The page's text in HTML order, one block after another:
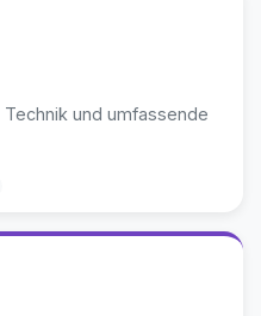
und umfassende